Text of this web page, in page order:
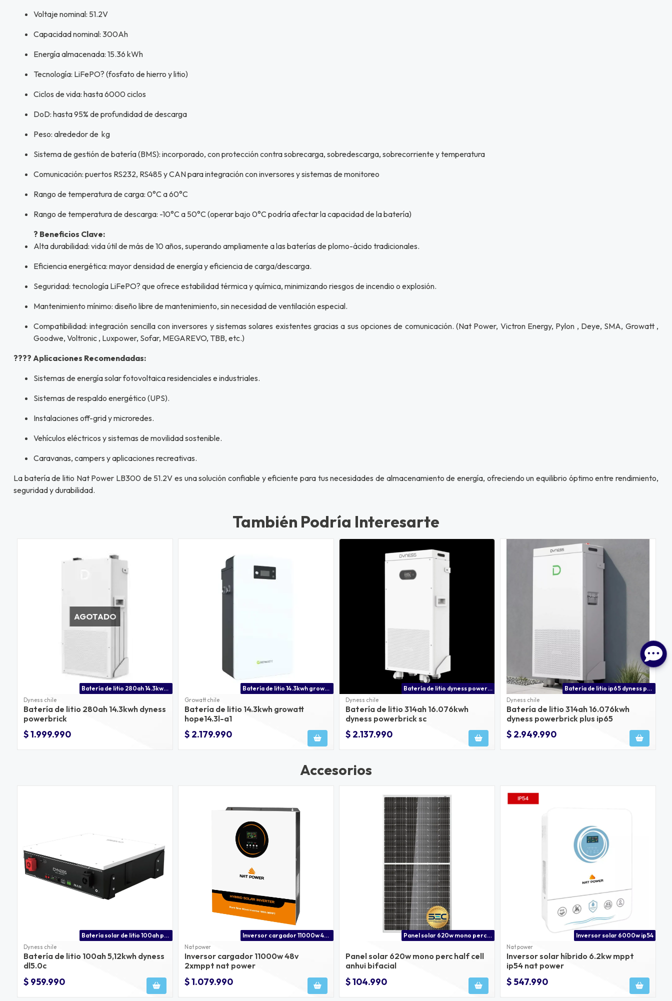
Voltaje nominal: 51.2V
Capacidad nominal: 300Ah
Energía almacenada: 15.36 kWh
Tecnología: LiFePO? (fosfato de hierro y litio)
Ciclos de vida: hasta 6000 ciclos
DoD: hasta 95% de profundidad de descarga
Peso: alrededor de kg
Sistema de gestión de batería (BMS): incorporado, con protección contra sobrecarga, sobredescarga, sobrecorriente y temperatura
Comunicación: puertos RS232, RS485 y CAN para integración con inversores y sistemas de monitoreo
Rango de temperatura de carga: 0°C a 60°C
Rango de temperatura de descarga: -10°C a 50°C (operar bajo 0°C podría afectar la capacidad de la batería)
? Beneficios Clave:
Alta durabilidad: vida útil de más de 10 años, superando ampliamente a las baterías de plomo-ácido tradicionales.
Eficiencia energética: mayor densidad de energía y eficiencia de carga/descarga.
Seguridad: tecnología LiFePO? que ofrece estabilidad térmica y química, minimizando riesgos de incendio o explosión.
Mantenimiento mínimo: diseño libre de mantenimiento, sin necesidad de ventilación especial.
Compatibilidad: integración sencilla con inversores y sistemas solares existentes gracias a sus opciones de comunicación. (Nat Power, Victron Energy, Pylon , Deye, SMA, Growatt ,
Goodwe, Voltronic , Luxpower, Sofar, MEGAREVO, TBB, etc.)
???? Aplicaciones Recomendadas:
Sistemas de energía solar fotovoltaica residenciales e industriales.
Sistemas de respaldo energético (UPS).
Instalaciones off-grid y microredes.
Vehículos eléctricos y sistemas de movilidad sostenible.
Caravanas, campers y aplicaciones recreativas.
La batería de litio Nat Power LB300 de 51.2V es una solución confiable y eficiente para tus necesidades de almacenamiento de energía, ofreciendo un equilibrio óptimo entre rendimiento,
seguridad y durabilidad.
También Podría Interesarte
AGOTADO
Batería de litio 280ah 14.3kwh 51.2v para uso residencial y comercial
Dyness chile
Batería de litio 280ah 14.3kwh dyness
powerbrick
$ 1.999.990
Batería de litio 14.3kwh growatt hope
Growatt chile
Batería de litio 14.3kwh growatt
hope14.3l-a1
$ 2.179.990
Batería de litio dyness powerbrick sc 16.07 kwh 314ah | batería solar lifepo? chile
Dyness chile
Batería de litio 314ah 16.076kwh
dyness powerbrick sc
$ 2.137.990
Batería de litio ip65 dyness powerbrick plus
Dyness chile
Batería de litio 314ah 16.076kwh
dyness powerbrick plus ip65
$ 2.949.990
Accesorios
Batería solar de litio 100ah para inversores victron energy, growatt, voltronic, solis y +
Dyness chile
Batería de litio 100ah 5,12kwh dyness
dl5.0c
$ 959.990
Inversor cargador 11000w 48v doble mppt 27a
Nat power
Inversor cargador 11000w 48v
2xmppt nat power
$ 1.079.990
Panel solar 620w mono perc bifacial
Panel solar 620w mono perc half cell
anhui bifacial
$ 104.990
Inversor solar 6000w ip54
Nat power
Inversor solar híbrido 6.2kw mppt
ip54 nat power
$ 547.990